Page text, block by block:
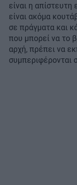
είναι η
είναι ακόμα
σε πράγματα και
που μπορεί να το
αρχή, πρέπει να
συμπεριφέρονται